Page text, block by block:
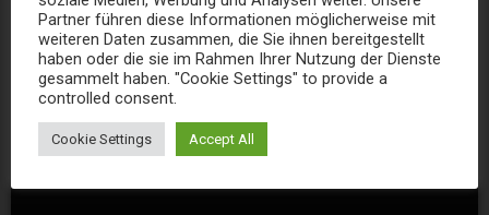
Partner führen diese Informationen möglicherweise mit
weiteren Daten zusammen, die Sie ihnen bereitgestellt
haben oder die sie im Rahmen Ihrer Nutzung der Dienste
gesammelt haben. "Cookie Settings" to provide a
controlled consent.
Cookie Settings Accept All